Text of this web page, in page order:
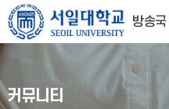
방송국
커뮤니티